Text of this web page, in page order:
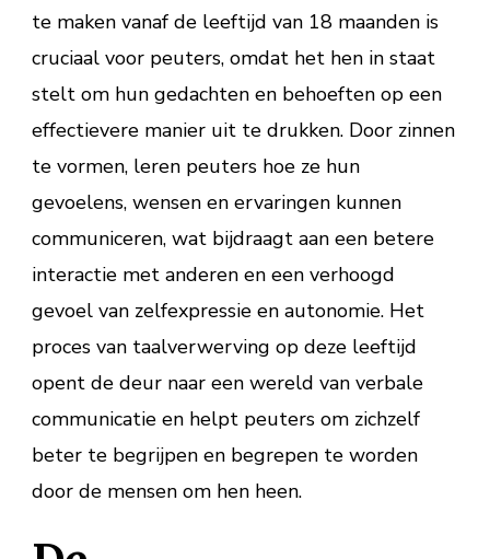
te maken vanaf de leeftijd van 18 maanden is
cruciaal voor peuters, omdat het hen in staat
stelt om hun gedachten en behoeften op een
effectievere manier uit te drukken. Door zinnen
te vormen, leren peuters hoe ze hun
gevoelens, wensen en ervaringen kunnen
communiceren, wat bijdraagt aan een betere
interactie met anderen en een verhoogd
gevoel van zelfexpressie en autonomie. Het
proces van taalverwerving op deze leeftijd
opent de deur naar een wereld van verbale
communicatie en helpt peuters om zichzelf
beter te begrijpen en begrepen te worden
door de mensen om hen heen.